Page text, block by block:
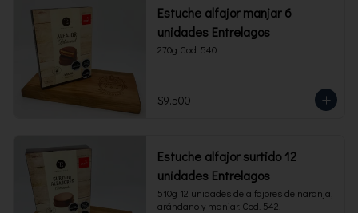
Estuche alfajor manjar 6
unidades Entrelagos
270g Cod. 540
$9.500
Estuche alfajor surtido 12
unidades Entrelagos
510g 12 unidades de alfajores de naranja,
arándano y manjar. Cod. 542.